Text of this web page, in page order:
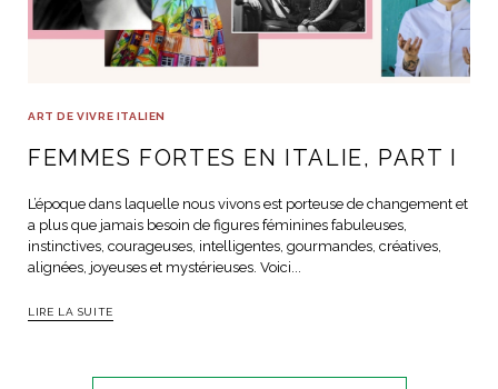
ART DE VIVRE ITALIEN
FEMMES FORTES EN ITALIE, PART I
L’époque dans laquelle nous vivons est porteuse de changement et
a plus que jamais besoin de figures féminines fabuleuses,
instinctives, courageuses, intelligentes, gourmandes, créatives,
alignées, joyeuses et mystérieuses. Voici...
LIRE LA SUITE